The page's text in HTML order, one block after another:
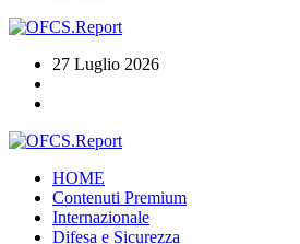
27 Luglio 2026
HOME
Contenuti Premium
Internazionale
Difesa e Sicurezza